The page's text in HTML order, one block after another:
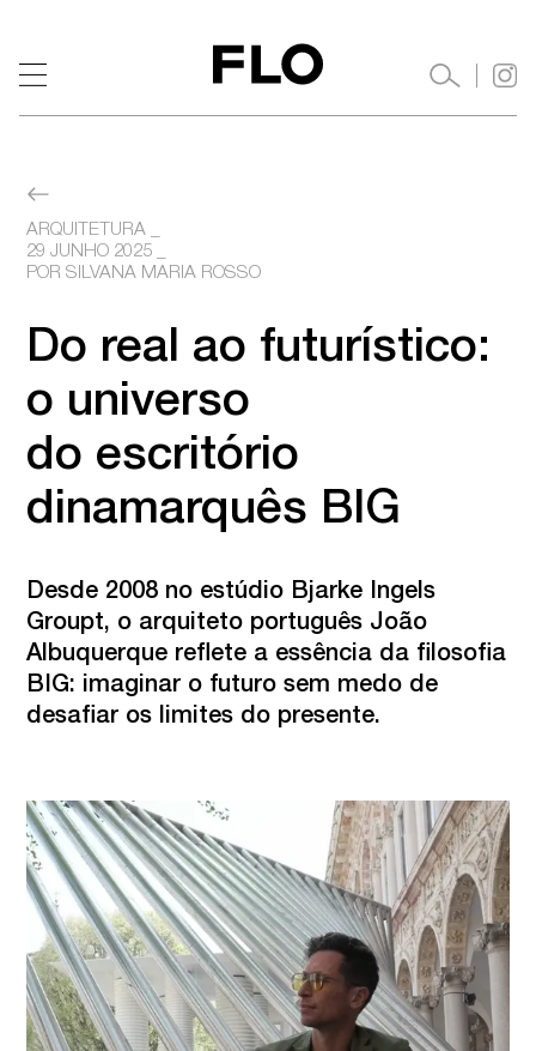
ARQUITETURA
29 JUNHO 2025
POR SILVANA MARIA ROSSO
Do real ao futurístico:
o universo
do escritório
dinamarquês BIG
Desde 2008 no estúdio Bjarke Ingels
Groupt, o arquiteto português João
Albuquerque reflete a essência da filosofia
BIG: imaginar o futuro sem medo de
desafiar os limites do presente.